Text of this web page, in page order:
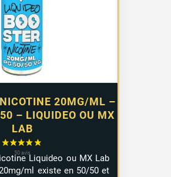
NICOTINE 20MG/ML –
– LIQUIDEO OU MX
LAB
à
7,99 €
Liquideo ou MX Lab
ml existe en 50/50 et